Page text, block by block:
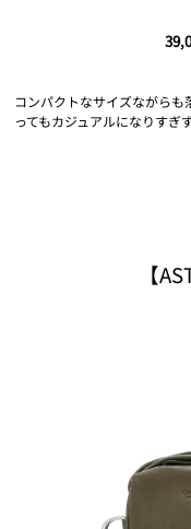
コンパクトなサイズながら
ってもカジュアルになりすぎ
【